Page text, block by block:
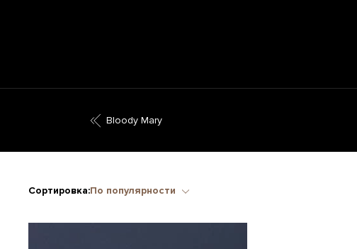
Bloody Mary
Сортировка:По популярности